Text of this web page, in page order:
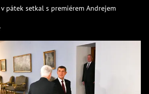
pátek setkal s premiérem Andrejem